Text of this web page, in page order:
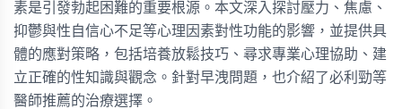
素是引發勃起困難的重要根源。本文深入探討壓力、焦慮、
抑鬱與性自信心不足等心理因素對性功能的影響，並提供具
體的應對策略，包括培養放鬆技巧、尋求專業心理協助、建
立正確的性知識與觀念。針對早洩問題，也介紹了必利勁等
醫師推薦的治療選擇。